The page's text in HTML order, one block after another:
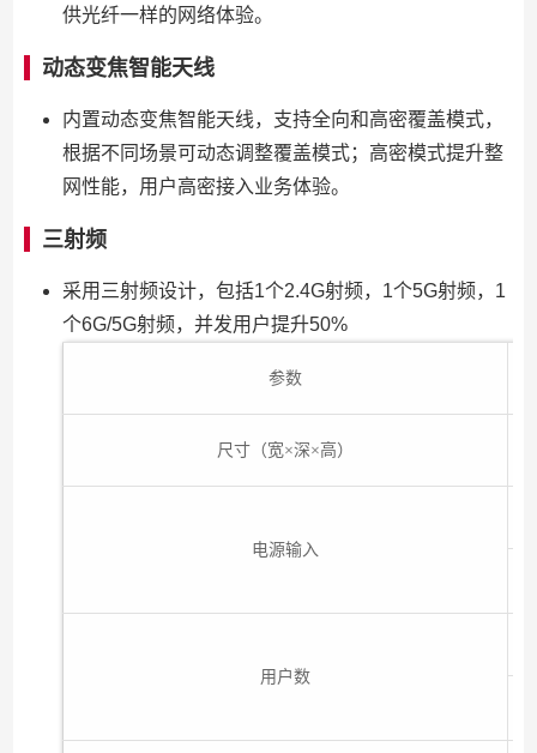
供光纤一样的网络体验。
动态变焦智能天线
内置动态变焦智能天线，支持全向和高密覆盖模式，
根据不同场景可动态调整覆盖模式；高密模式提升整
网性能，用户高密接入业务体验。
三射频
采用三射频设计，包括1个2.4G射频，1个5G射频，1
个6G/5G射频，并发用户提升50%
参数
尺寸（宽×深×高）
电源输入
用户数